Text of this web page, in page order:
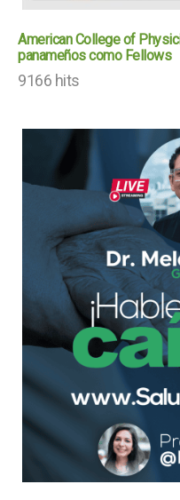
American College of
panameños como Fellows
9166 hits